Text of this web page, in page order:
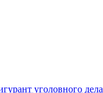
уголовного дела